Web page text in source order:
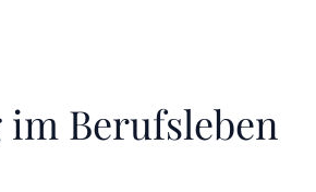
Berufsleben